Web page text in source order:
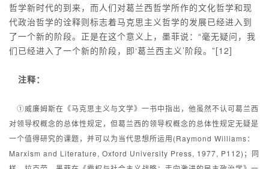
哲学新时代的到来，而人们对葛兰西哲学所作的文化哲学和现
代政治哲学的诠释则标志着马克思主义哲学的发展已经进入到
了一个新的阶段。正是在这个意义上，墨菲说：“毫无疑问，我
们已经进入了一个新的阶段，即‘葛兰西主义’阶段。”[12]
注释：
①威廉姆斯在《马克思主义与文学》一书中指出，他虽然不认可葛兰西
对领导权概念的总体性规定，但葛兰西的领导权概念的总体性规定无疑是
一个值得研究的课题，并可以为当代思想所运用(Raymond Williams：
Marxism and Literature, Oxford University Press, 1977, P112)；同